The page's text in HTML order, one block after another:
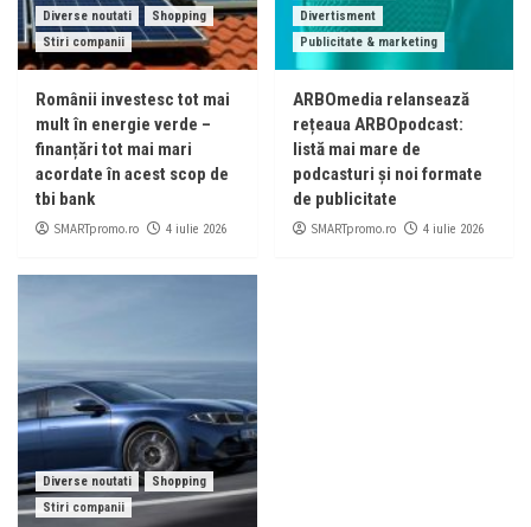
Diverse noutati
Shopping
Stiri companii
Românii investesc tot mai
mult în energie verde –
finanțări tot mai mari
acordate în acest scop de
tbi bank
SMARTpromo.ro 4 iulie 2026
Divertisment
Publicitate & marketing
ARBOmedia relansează
rețeaua ARBOpodcast:
listă mai mare de
podcasturi și noi formate
de publicitate
SMARTpromo.ro 4 iulie 2026
Diverse noutati
Shopping
Stiri companii